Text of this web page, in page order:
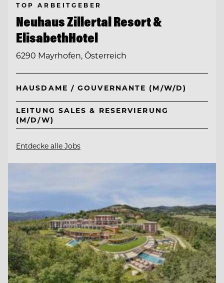
TOP ARBEITGEBER
Neuhaus Zillertal Resort &
ElisabethHotel
6290 Mayrhofen, Österreich
HAUSDAME / GOUVERNANTE (M/W/D)
LEITUNG SALES & RESERVIERUNG
(M/D/W)
Entdecke alle Jobs